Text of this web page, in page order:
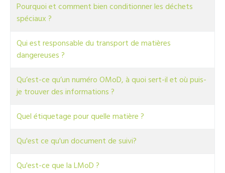
Pourquoi et comment bien conditionner les déchets
spéciaux ?
Qui est responsable du transport de matières
dangereuses ?
Qu’est-ce qu’un numéro OMoD, à quoi sert-il et où puis-
je trouver des informations ?
Quel étiquetage pour quelle matière ?
Qu'est ce qu'un document de suivi?
Qu'est-ce que la LMoD ?